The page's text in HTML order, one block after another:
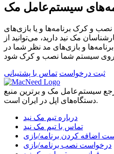
سیستم‌عامل مک
و کرک برنامه‌ها و یا بازی‌های
مک نید دارید، می‌توانید از
و بازی‌های مد نظر شما در
ثبت درخواست تماس با پشتیبانی
سیستم‌عامل مک و برترین منبع
دستگاه‌های اپل در ایران است.
درباره تیم مک نید
تماس با تیم مک نید
اضافه کردن برنامه/بازی
درخواست نصب برنامه/بازی